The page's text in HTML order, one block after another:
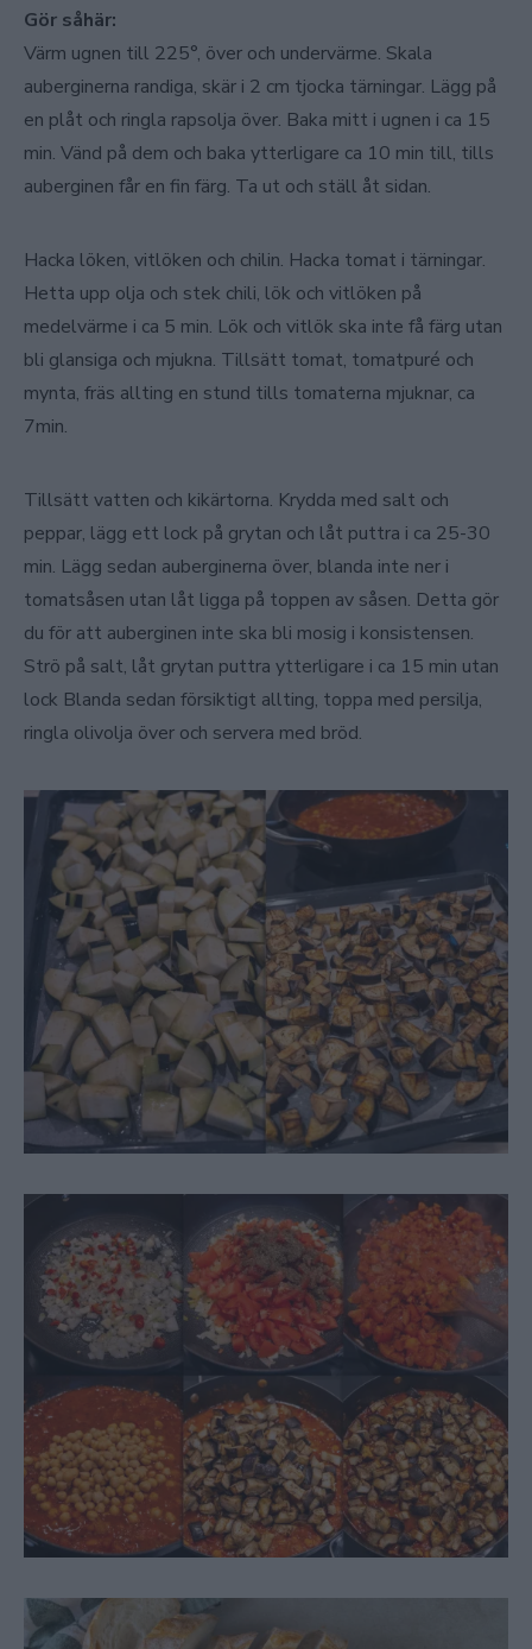
Gör såhär:
Värm ugnen till 225°, över och undervärme. Skala
auberginerna randiga, skär i 2 cm tjocka tärningar. Lägg på
en plåt och ringla rapsolja över. Baka mitt i ugnen i ca 15
min. Vänd på dem och baka ytterligare ca 10 min till, tills
auberginen får en fin färg. Ta ut och ställ åt sidan.
Hacka löken, vitlöken och chilin. Hacka tomat i tärningar.
Hetta upp olja och stek chili, lök och vitlöken på
medelvärme i ca 5 min. Lök och vitlök ska inte få färg utan
bli glansiga och mjukna. Tillsätt tomat, tomatpuré och
mynta, fräs allting en stund tills tomaterna mjuknar, ca
7min.
Tillsätt vatten och kikärtorna. Krydda med salt och
peppar, lägg ett lock på grytan och låt puttra i ca 25-30
min. Lägg sedan auberginerna över, blanda inte ner i
tomatsåsen utan låt ligga på toppen av såsen. Detta gör
du för att auberginen inte ska bli mosig i konsistensen.
Strö på salt, låt grytan puttra ytterligare i ca 15 min utan
lock Blanda sedan försiktigt allting, toppa med persilja,
ringla olivolja över och servera med bröd.